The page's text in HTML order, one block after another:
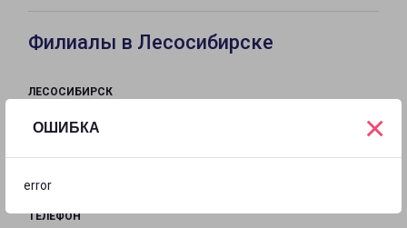
ОШИБКА
error
×
Филиалы в Лесосибирске
ЛЕСОСИБИРСК
Енисейская улица, 25Ас7
ТЕЛЕФОН